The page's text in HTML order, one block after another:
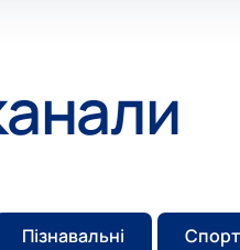
Пізнавальні